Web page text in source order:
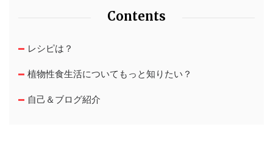
Contents
レシピは？
植物性食生活についてもっと知りたい？
自己＆ブログ紹介